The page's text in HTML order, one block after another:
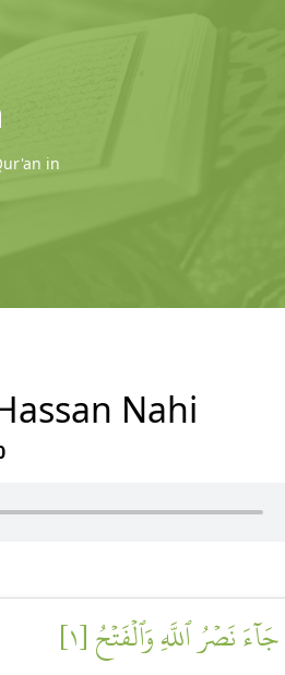
in
Nahi
نَصۡرُ ٱللَّهِ وَٱلۡفَتۡحُ [١]